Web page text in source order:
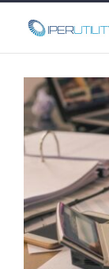
Salta
contenuto